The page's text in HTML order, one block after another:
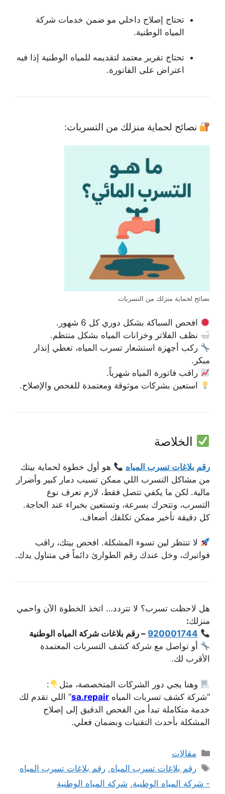
تحتاج إصلاح داخلي مو ضمن خدمات شركة
المياه الوطنية.
تحتاج تقرير معتمد لتقديمه للمياه الوطنية إذا فيه
اعتراض على الفاتورة.
نصائح لحماية منزلك من التسربات:
نصائح لحماية منزلك من التسربات
افحص السباكة بشكل دوري كل 6 شهور.
نظف الفلاتر وخزانات المياه بشكل منتظم.
ركب أجهزة استشعار تسرب المياه، تعطي إنذار
مبكر.
راقب فاتورة المياه شهرياً.
استعين بشركات موثوقة ومعتمدة للفحص والإصلاح.
الخلاصة
رقم بلاغات تسرب المياه
هو أول خطوة لحماية بيتك
من مشاكل التسرب اللي ممكن تسبب دمار كبير وأضرار
مالية. لكن ما يكفي تتصل فقط، لازم تعرف نوع
التسرب، وتتحرك بسرعة، وتستعين بخبراء عند الحاجة.
كل دقيقة تأخير ممكن تكلفك أضعاف.
لا تنتظر لين تسوء المشكلة. افحص بيتك، راقب
فواتيرك، وخل عندك رقم الطوارئ دائماً في متناول يدك.
هل لاحظت تسرب؟ لا تتردد… اتخذ الخطوة الآن واحمي
منزلك:
920001744 – رقم بلاغات شركة المياه الوطنية
أو تواصل مع شركة كشف التسربات المعتمدة
الأقرب لك.
وهنا يجي دور الشركات المتخصصة، مثل
:
“شركة كشف تسربات المياه sa.repair” اللي تقدم لك
خدمة متكاملة تبدأ من الفحص الدقيق إلى إصلاح
المشكلة بأحدث التقنيات وبضمان فعلي.
التصنيفات
مقالات
الوسوم
رقم بلاغات تسرب المياه,رقم بلاغات تسرب المياه
- شركة المياه الوطنية, شركة المياه الوطنية